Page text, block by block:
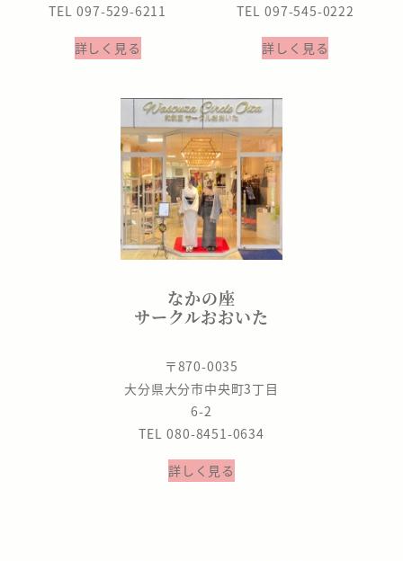
TEL 097-529-6211
詳しく見る
TEL 097-545-0222
詳しく見る
なかの座
サークルおおいた
〒870-0035
大分県大分市中央町3丁目
6-2
TEL 080-8451-0634
詳しく見る